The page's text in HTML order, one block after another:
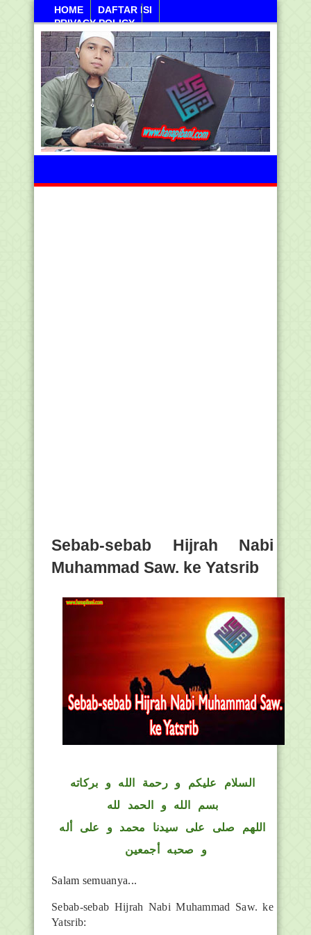
HOME
DAFTAR ISI
PRIVACY POLICY
Kamis, 06 Agustus 2026
Sebab-sebab Hijrah Nabi
Muhammad Saw. ke Yatsrib
السلام عليكم و رحمة الله و بركاته
بسم الله و الحمد لله
اللهم صلى على سيدنا محمد و على أله
و صحبه أجمعين
Salam semuanya...
Sebab-sebab Hijrah Nabi Muhammad Saw. ke
Yatsrib: